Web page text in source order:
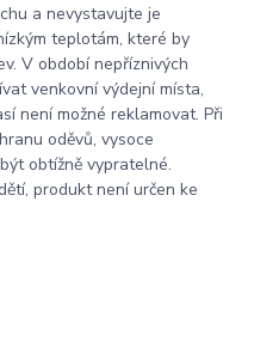
a nevystavujte je
teplotám, které by
V období nepříznivých
venkovní výdejní místa,
není možné reklamovat. Při
oděvů, vysoce
obtížně vypratelné.
produkt není určen ke